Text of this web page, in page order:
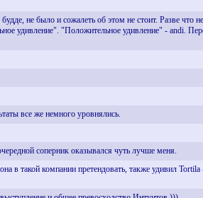
не было и сожалеть об этом не стоит. Разве что
удивление". "Положительное удивление" - andi.
все же немного уровнялись.
соперник оказывался чуть лучше меня.
в такой компании претендовать, также удивил